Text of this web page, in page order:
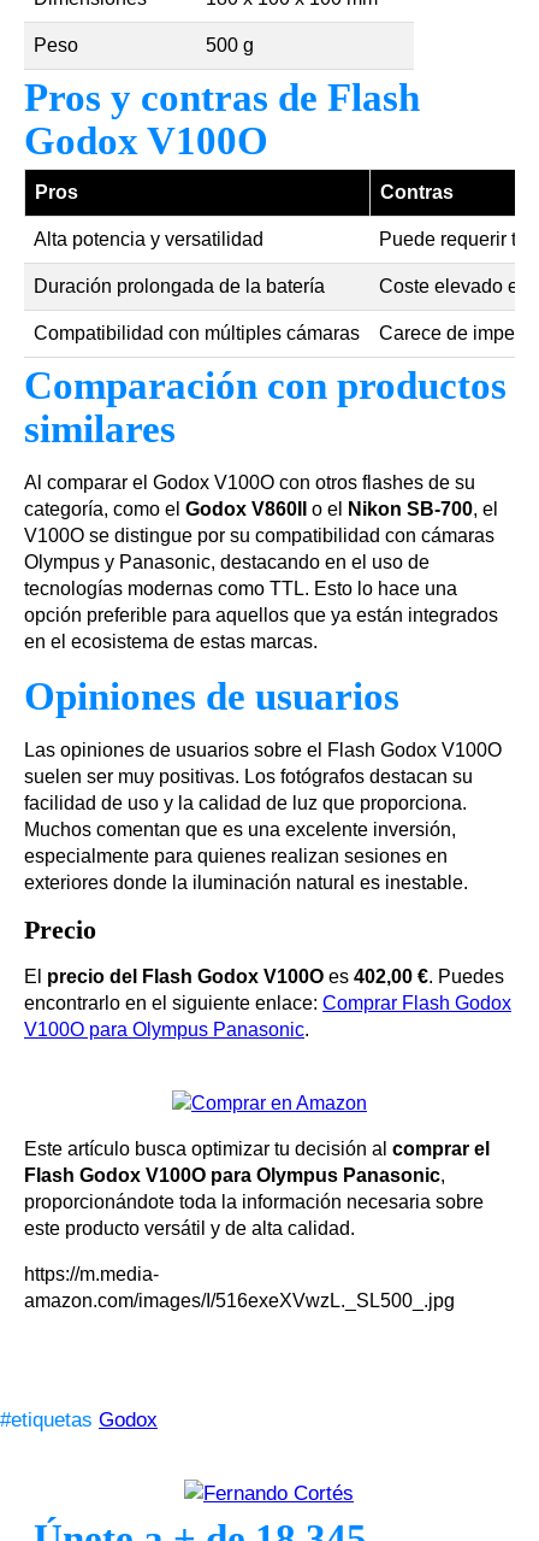
Peso 500 g
Pros y contras de Flash
Godox V100O
Pros Contras
Alta potencia y versatilidad Puede requerir
Duración prolongada de la batería Coste elevado en
Compatibilidad con múltiples cámaras Carece de
Comparación con productos
similares
Al comparar el Godox V100O con otros flashes de su
categoría, como el Godox V860II o el Nikon SB-700, el
V100O se distingue por su compatibilidad con cámaras
Olympus y Panasonic, destacando en el uso de
tecnologías modernas como TTL. Esto lo hace una
opción preferible para aquellos que ya están integrados
en el ecosistema de estas marcas.
Opiniones de usuarios
Las opiniones de usuarios sobre el Flash Godox V100O
suelen ser muy positivas. Los fotógrafos destacan su
facilidad de uso y la calidad de luz que proporciona.
Muchos comentan que es una excelente inversión,
especialmente para quienes realizan sesiones en
exteriores donde la iluminación natural es inestable.
Precio
El precio del Flash Godox V100O es 402,00 €. Puedes
encontrarlo en el siguiente enlace: Comprar Flash Godox
V100O para Olympus Panasonic.
Este artículo busca optimizar tu decisión al comprar el
Flash Godox V100O para Olympus Panasonic,
proporcionándote toda la información necesaria sobre
este producto versátil y de alta calidad.
https://m.media-
amazon.com/images/I/516exeXVwzL._SL500_.jpg
#etiquetas Godox